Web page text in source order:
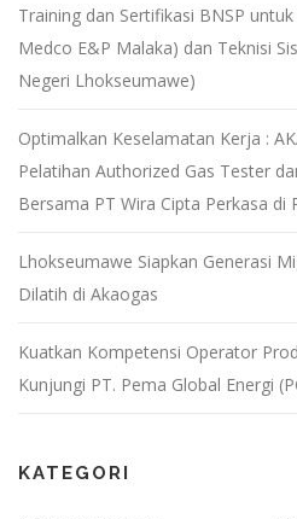
Training dan Sertifikasi BNSP
Medco E&P Malaka) dan Teknisi
Negeri Lhokseumawe)
Optimalkan Keselamatan Kerja :
Pelatihan Authorized Gas Tester
Bersama PT Wira Cipta Perkasa di
Lhokseumawe Siapkan Generasi
Dilatih di Akaogas
Kuatkan Kompetensi Operator
Kunjungi PT. Pema Global Energi
KATEGORI